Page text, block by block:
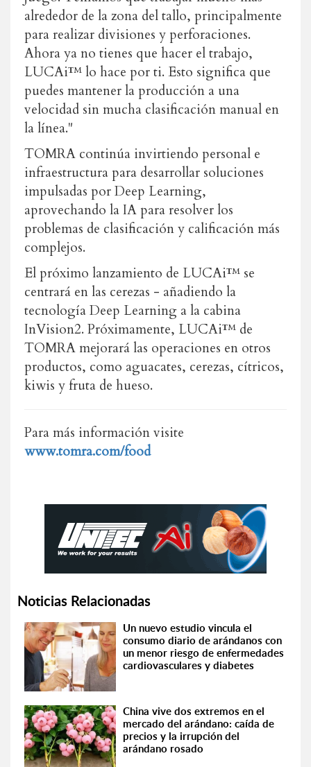
alrededor de la zona del tallo, principalmente
para realizar divisiones y perforaciones.
Ahora ya no tienes que hacer el trabajo,
LUCAi™ lo hace por ti. Esto significa que
puedes mantener la producción a una
velocidad sin mucha clasificación manual en
la línea."
TOMRA continúa invirtiendo personal e
infraestructura para desarrollar soluciones
impulsadas por Deep Learning,
aprovechando la IA para resolver los
problemas de clasificación y calificación más
complejos.
El próximo lanzamiento de LUCAi™ se
centrará en las cerezas - añadiendo la
tecnología Deep Learning a la cabina
InVision2. Próximamente, LUCAi™ de
TOMRA mejorará las operaciones en otros
productos, como aguacates, cerezas, cítricos,
kiwis y fruta de hueso.
Para más información visite
www.tomra.com/food
Noticias Relacionadas
Un nuevo estudio vincula el
consumo diario de arándanos con
un menor riesgo de enfermedades
cardiovasculares y diabetes
China vive dos extremos en el
mercado del arándano: caída de
precios y la irrupción del
arándano rosado